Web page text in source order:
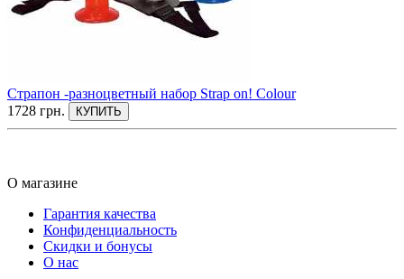
Страпон -разноцветный набор Strap on! Colour
1728 грн.
КУПИТЬ
О магазине
Гарантия качества
Конфиденциальность
Скидки и бонусы
О нас